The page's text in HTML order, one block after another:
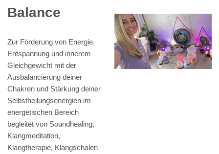
Balance
Zur Förderung von Energie,
Entspannung und innerem
Gleichgewicht mit der
Ausbalancierung deiner
Chakren und Stärkung deiner
Selbstheilungsenergien im
energetischen Bereich
begleitet von Soundhealing,
Klangmeditation,
Klangtherapie, Klangschalen